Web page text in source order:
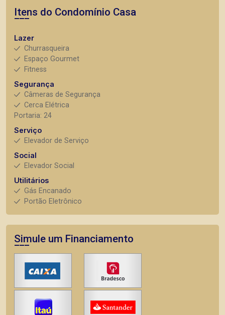
Itens do Condomínio Casa
Lazer
Churrasqueira
Espaço Gourmet
Fitness
Segurança
Câmeras de Segurança
Cerca Elétrica
Portaria: 24
Serviço
Elevador de Serviço
Social
Elevador Social
Utilitários
Gás Encanado
Portão Eletrônico
Simule um Financiamento